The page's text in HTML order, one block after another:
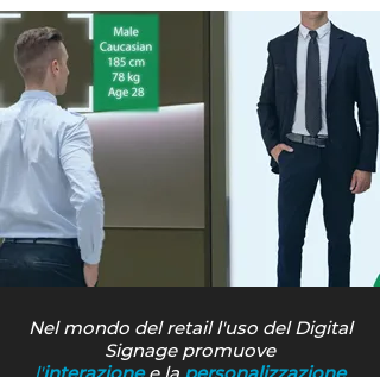
Nel mondo del retail l'uso del Digital
Signage promuove